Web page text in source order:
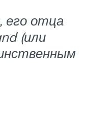
его отца
(или